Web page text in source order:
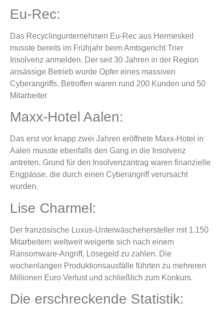
Eu-Rec:
Das Recyclingunternehmen Eu-Rec aus Hermeskeil
musste bereits im Frühjahr beim Amtsgericht Trier
Insolvenz anmelden. Der seit 30 Jahren in der Region
ansässige Betrieb wurde Opfer eines massiven
Cyberangriffs. Betroffen waren rund 200 Kunden und 50
Mitarbeiter
Maxx-Hotel Aalen:
Das erst vor knapp zwei Jahren eröffnete Maxx-Hotel in
Aalen musste ebenfalls den Gang in die Insolvenz
antreten. Grund für den Insolvenzantrag waren finanzielle
Engpässe, die durch einen Cyberangriff verursacht
wurden.
Lise Charmel:
Der französische Luxus-Unterwäschehersteller mit 1.150
Mitarbeitern weltweit weigerte sich nach einem
Ransomware-Angriff, Lösegeld zu zahlen. Die
wochenlangen Produktionsausfälle führten zu mehreren
Millionen Euro Verlust und schließlich zum Konkurs.
Die erschreckende Statistik: